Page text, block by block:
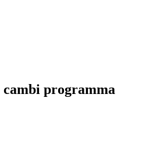
cambi programma